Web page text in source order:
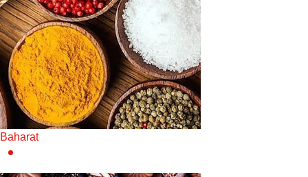
Baharat